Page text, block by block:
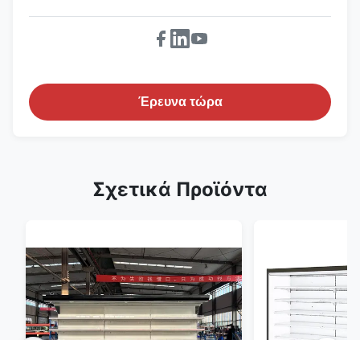
Έρευνα τώρα
Σχετικά Προϊόντα